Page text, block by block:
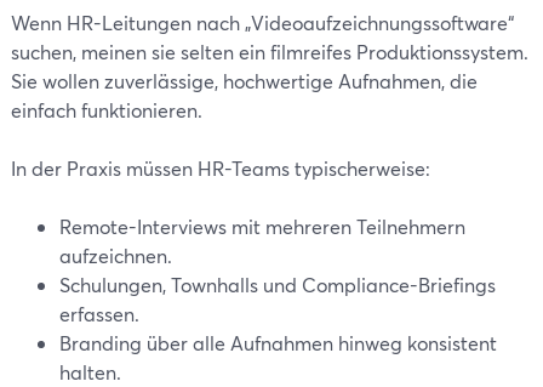
Wenn HR-Leitungen nach „Videoaufzeichnungssoftware“
suchen, meinen sie selten ein filmreifes Produktionssystem.
Sie wollen zuverlässige, hochwertige Aufnahmen, die
einfach funktionieren.
In der Praxis müssen HR-Teams typischerweise:
Remote-Interviews mit mehreren Teilnehmern
aufzeichnen.
Schulungen, Townhalls und Compliance-Briefings
erfassen.
Branding über alle Aufnahmen hinweg konsistent
halten.